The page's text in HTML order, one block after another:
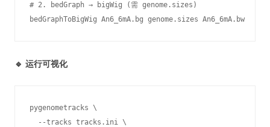
# 2. bedGraph → bigWig (需 genome.sizes)
bedGraphToBigWig An6_6mA.bg genome.sizes An6_6mA.bw
🔹 运行可视化
pygenometracks \
  --tracks tracks.ini \